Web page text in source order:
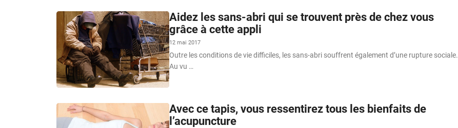
Aidez les sans-abri qui se trouvent près de chez vous
grâce à cette appli
12 mai 2017
Outre les conditions de vie difficiles, les sans-abri souffrent également d’une rupture sociale.
Au vu …
Avec ce tapis, vous ressentirez tous les bienfaits de
l’acupuncture